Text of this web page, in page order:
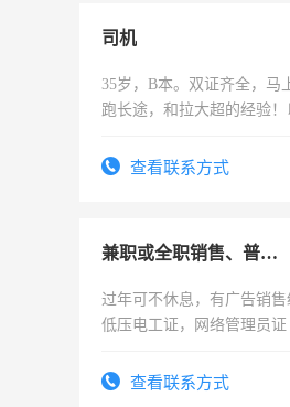
司机
35岁，B本。双证齐全，马
跑长途，和拉大超的经验
查看联系方式
兼职或全职销售、普工、维修
过年可不休息，有广告销
低压电工证，网络管理员证
查看联系方式